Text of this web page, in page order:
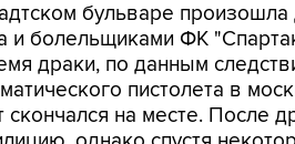
бульваре
и болельщиками ФК
драки, по данным
пистолета в
на месте. После